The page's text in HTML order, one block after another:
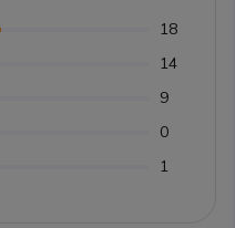
18
14
9
0
1